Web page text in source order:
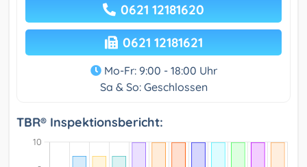
0621 12181620
0621 12181621
Mo-Fr: 9:00 - 18:00 Uhr
Sa & So: Geschlossen
TBR® Inspektionsbericht: